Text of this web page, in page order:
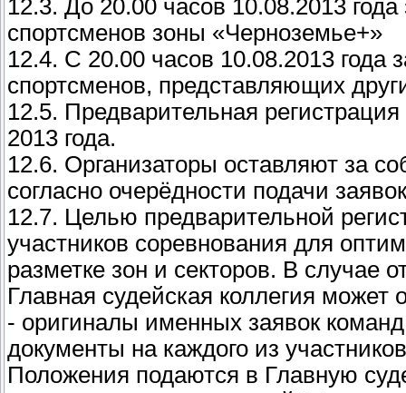
12.3. До 20.00 часов 10.08.2013
спортсменов зоны «Черноземье+»
12.4. С 20.00 часов 10.08.2013 года
спортсменов, представляющих
12.5. Предварительная
2013 года.
12.6. Организаторы оставляют за
согласно очерёдности подачи
12.7. Целью предварительной
участников соревнования для
разметке зон и секторов. В случае
Главная судейская коллегия может
- оригиналы именных заявок
документы на каждого из
Положения подаются в Главную